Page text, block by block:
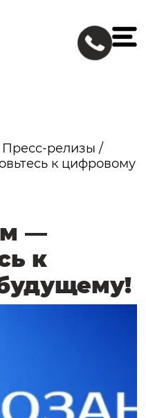
Пресс-релизы /
к цифровому
—
к